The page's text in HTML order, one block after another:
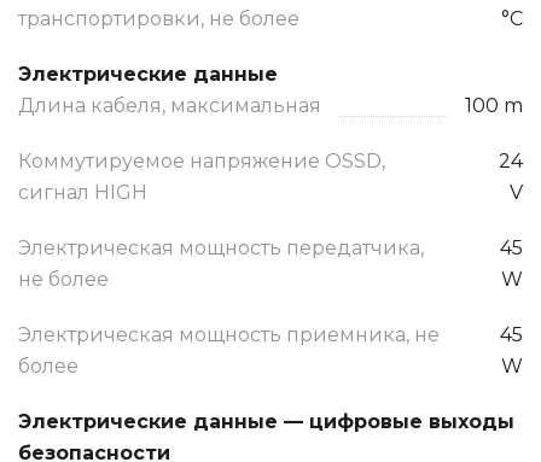
транспортировки, не более
°C
Электрические данные
Длина кабеля, максимальная
100 m
Коммутируемое напряжение OSSD,
сигнал HIGH
24
V
Электрическая мощность передатчика,
не более
45
W
Электрическая мощность приемника, не
более
45
W
Электрические данные — цифровые выходы
безопасности